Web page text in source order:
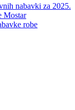
nabavki za 2025.
Mostar
robe